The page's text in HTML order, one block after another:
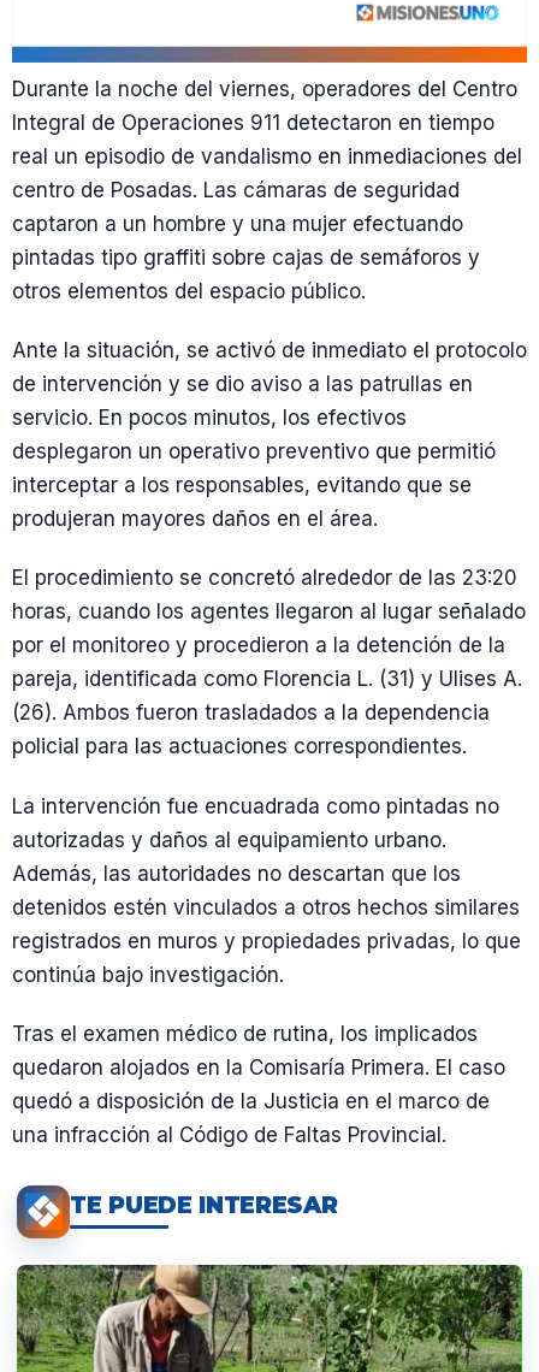
Durante la noche del viernes, operadores del Centro
Integral de Operaciones 911 detectaron en tiempo
real un episodio de vandalismo en inmediaciones del
centro de Posadas. Las cámaras de seguridad
captaron a un hombre y una mujer efectuando
pintadas tipo graffiti sobre cajas de semáforos y
otros elementos del espacio público.
Ante la situación, se activó de inmediato el protocolo
de intervención y se dio aviso a las patrullas en
servicio. En pocos minutos, los efectivos
desplegaron un operativo preventivo que permitió
interceptar a los responsables, evitando que se
produjeran mayores daños en el área.
El procedimiento se concretó alrededor de las 23:20
horas, cuando los agentes llegaron al lugar señalado
por el monitoreo y procedieron a la detención de la
pareja, identificada como Florencia L. (31) y Ulises A.
(26). Ambos fueron trasladados a la dependencia
policial para las actuaciones correspondientes.
La intervención fue encuadrada como pintadas no
autorizadas y daños al equipamiento urbano.
Además, las autoridades no descartan que los
detenidos estén vinculados a otros hechos similares
registrados en muros y propiedades privadas, lo que
continúa bajo investigación.
Tras el examen médico de rutina, los implicados
quedaron alojados en la Comisaría Primera. El caso
quedó a disposición de la Justicia en el marco de
una infracción al Código de Faltas Provincial.
TE PUEDE INTERESAR